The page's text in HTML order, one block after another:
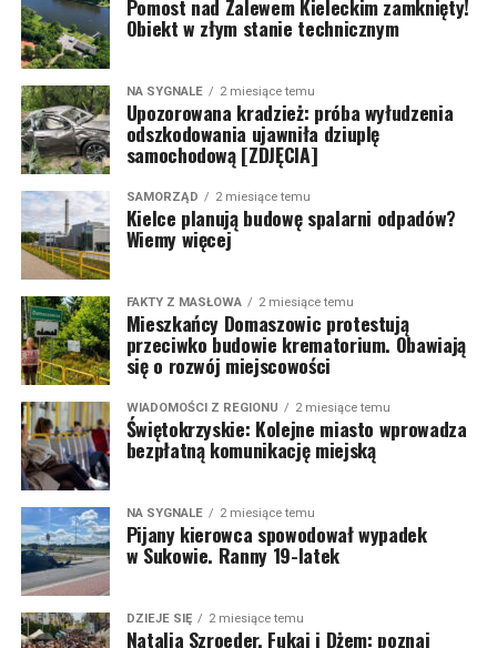
Pomost nad Zalewem Kieleckim zamknięty!
Obiekt w złym stanie technicznym
NA SYGNALE 2 miesiące temu
Upozorowana kradzież: próba wyłudzenia
odszkodowania ujawniła dziuplę
samochodową [ZDJĘCIA]
SAMORZĄD 2 miesiące temu
Kielce planują budowę spalarni odpadów?
Wiemy więcej
FAKTY Z MASŁOWA 2 miesiące temu
Mieszkańcy Domaszowic protestują
przeciwko budowie krematorium. Obawiają
się o rozwój miejscowości
WIADOMOŚCI Z REGIONU 2 miesiące temu
Świętokrzyskie: Kolejne miasto wprowadza
bezpłatną komunikację miejską
NA SYGNALE 2 miesiące temu
Pijany kierowca spowodował wypadek
w Sukowie. Ranny 19-latek
DZIEJE SIĘ 2 miesiące temu
Natalia Szroeder, Fukaj i Dżem: poznaj